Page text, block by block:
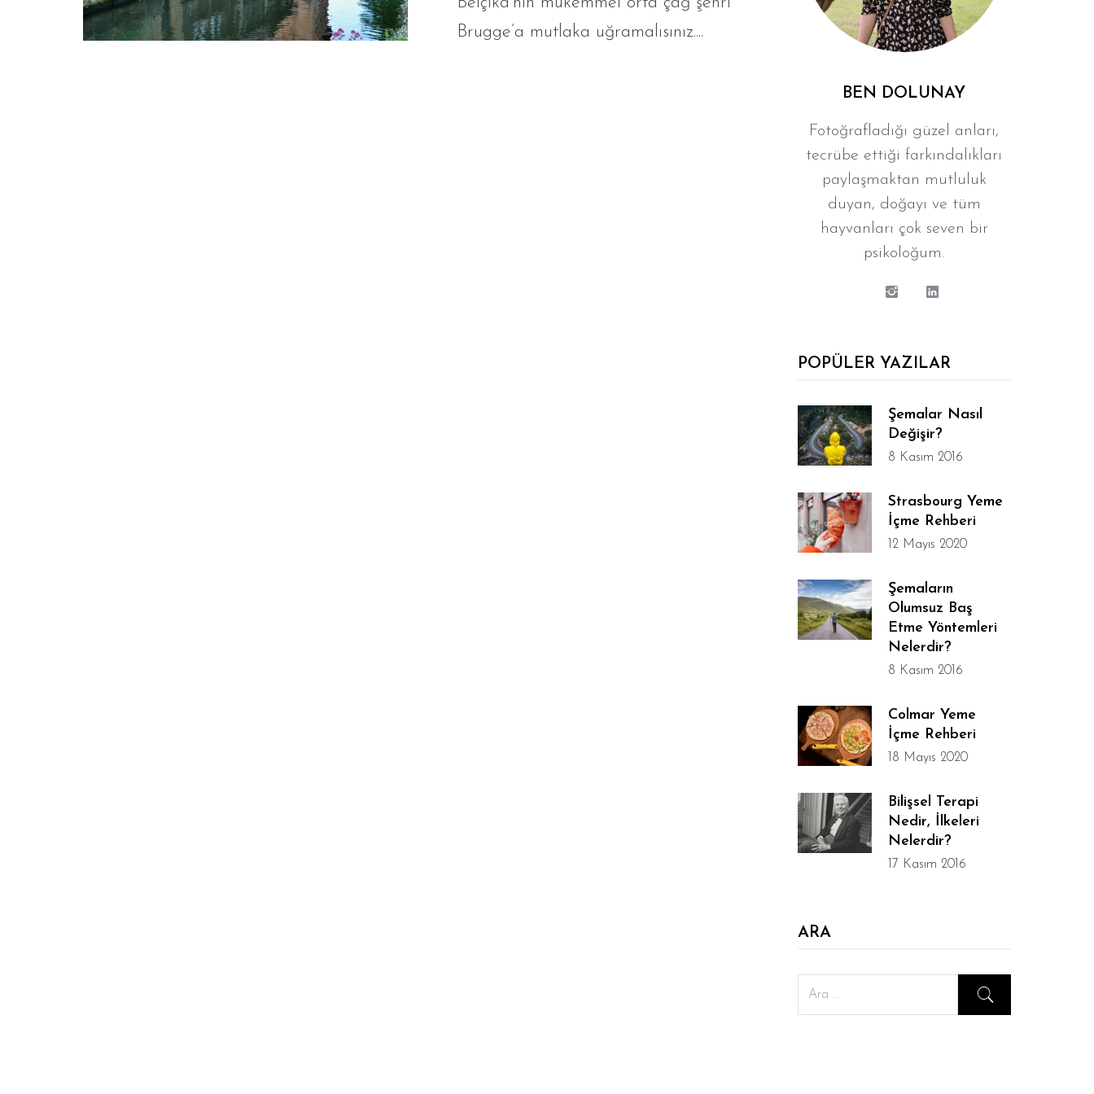
Brugge’a mutlaka uğramalısınız....
BEN DOLUNAY
Fotoğrafladığı güzel anları,
tecrübe ettiği farkındalıkları
paylaşmaktan mutluluk
duyan, doğayı ve tüm
hayvanları çok seven bir
psikoloğum.
POPÜLER YAZILAR
Şemalar Nasıl
Değişir?
8 Kasım 2016
Strasbourg Yeme
İçme Rehberi
12 Mayıs 2020
Şemaların
Olumsuz Baş
Etme Yöntemleri
Nelerdir?
8 Kasım 2016
Colmar Yeme
İçme Rehberi
18 Mayıs 2020
Bilişsel Terapi
Nedir, İlkeleri
Nelerdir?
17 Kasım 2016
ARA